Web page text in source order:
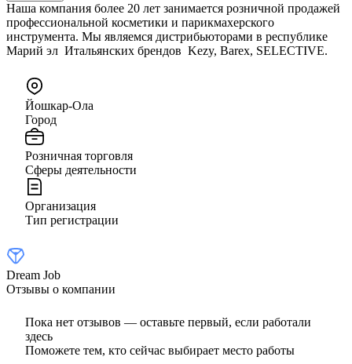
Наша компания более 20 лет занимается розничной продажей
профессиональной косметики и парикмахерского
инструмента. Мы являемся дистрибьюторами в республике
Марий эл Итальянских брендов Kezy, Barex, SELECTIVE.
Йошкар-Ола
Город
Розничная торговля
Сферы деятельности
Организация
Тип регистрации
Dream Job
Отзывы о компании
Пока нет отзывов — оставьте первый, если работали
здесь
Поможете тем, кто сейчас выбирает место работы